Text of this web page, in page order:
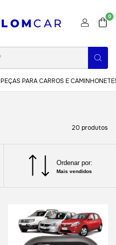
0
PEÇAS PARA CARROS E
20 produtos
Ordenar por:
Mais vendidos